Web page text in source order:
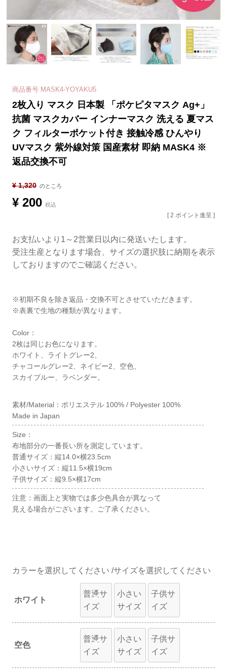
商品番号 MASK4-YOYAKU5
2枚入り マスク 日本製 「ポケピタマスク Ag+」
抗菌 マスクカバー インナーマスク 洗える 夏マス
ク フィルターポケット付き 接触冷感 ひんやり
UVマスク 紫外線対策 国産素材 即納 MASK4 ※
返品交換不可
¥ 1,320 のところ
¥ 200 税込
[ 2 ポイント進呈 ]
お支払いより1～2営業日以内に発送いたします。
受注生産となります場合、サイズの選択肢に納期を表示
しておりますのでご確認ください。
カラー サイズ
ホワイト
普通サ
イズ
×
小さい
サイズ
子供サ
イズ
空色
普通サ
イズ
×
小さい
サイズ
子供サ
イズ
※初期不良を除き返品・交換不可とさせていただきます。
※表裏で生地の種類が異なります。
Color：
2枚は同じお色になります。
ホワイト、ライトグレー2、
チャコールグレー2、ネイビー2、空色、
スカイブルー、ラベンダー。
素材/Material：ポリエステル 100% / Polyester 100%
Made in Japan
Size：
布地部分の一番長い所を測定しています。
普通サイズ：縦14.0×横23.5cm
小さいサイズ：縦11.5×横19cm
子供サイズ：縦9.5×横17cm
注意：画面上と実物では多少色具合が異なって
見える場合がございます。ご了承ください。